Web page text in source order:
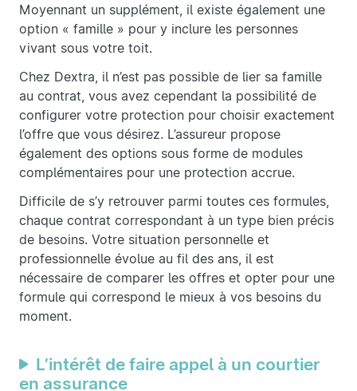
Moyennant un supplément, il existe également une
option « famille » pour y inclure les personnes
vivant sous votre toit.
Chez Dextra, il n’est pas possible de lier sa famille
au contrat, vous avez cependant la possibilité de
configurer votre protection pour choisir exactement
l’offre que vous désirez. L’assureur propose
également des options sous forme de modules
complémentaires pour une protection accrue.
Difficile de s’y retrouver parmi toutes ces formules,
chaque contrat correspondant à un type bien précis
de besoins. Votre situation personnelle et
professionnelle évolue au fil des ans, il est
nécessaire de comparer les offres et opter pour une
formule qui correspond le mieux à vos besoins du
moment.
L’intérêt de faire appel à un courtier
en assurance